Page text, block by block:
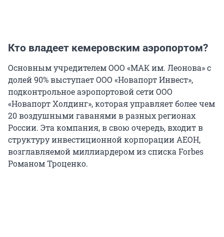
Кто владеет кемеровским аэропортом?
Основным учредителем ООО «МАК им. Леонова» с
долей 90% выступает ООО «Новапорт Инвест»,
подконтрольное аэропортовой сети ООО
«Новапорт Холдинг», которая управляет более чем
20 воздушными гаванями в разных регионах
России. Эта компания, в свою очередь, входит в
структуру инвестиционной корпорации АЕОН,
возглавляемой миллиардером из списка Forbes
Романом Троценко.